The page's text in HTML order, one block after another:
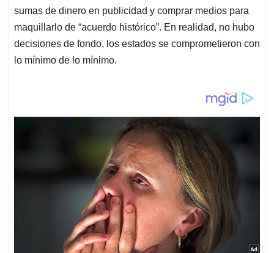
sumas de dinero en publicidad y comprar medios para
maquillarlo de “acuerdo histórico”. En realidad, no hubo
decisiones de fondo, los estados se comprometieron con
lo mínimo de lo mínimo.